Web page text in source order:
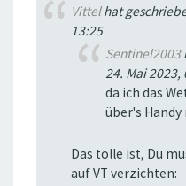
Vittelhat
13:25
Sentinel2003
24. Mai 2023,
da ich das
über's Handy
Das tolle ist, Du
auf VT verzichten: